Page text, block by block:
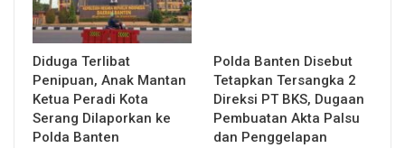
Diduga Terlibat
Penipuan, Anak Mantan
Ketua Peradi Kota
Serang Dilaporkan ke
Polda Banten
Polda Banten Disebut
Tetapkan Tersangka 2
Direksi PT BKS, Dugaan
Pembuatan Akta Palsu
dan Penggelapan